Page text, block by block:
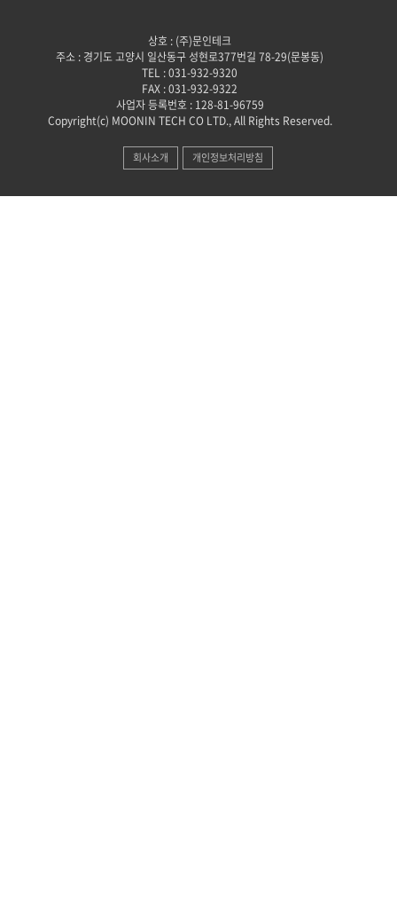
상호 : (주)문인테크
주소 : 경기도 고양시 일산동구 성현로377번길 78-29(문봉동)
TEL : 031-932-9320
FAX : 031-932-9322
사업자 등록번호 : 128-81-96759
Copyright(c) MOONIN TECH CO LTD., All Rights Reserved.
회사소개 개인정보처리방침